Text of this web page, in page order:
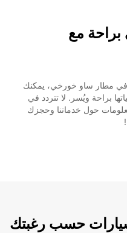
مع
باختيارك لتأجير سيارة من Europcar في مطار ساو خورخي، يمكنك
براحة ويُسر. لا تتردد في
حول خدماتنا وحجزك
حسب رغبتك